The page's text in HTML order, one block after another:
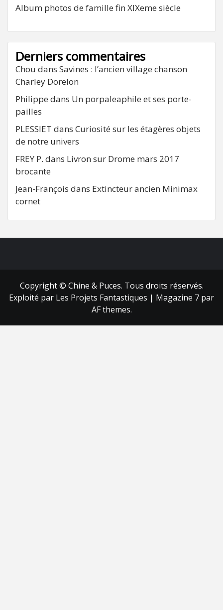
Album photos de famille fin XIXeme siècle
Derniers commentaires
Chou dans Savines : l’ancien village chanson
Charley Dorelon
Philippe dans Un porpaleaphile et ses porte-
pailles
PLESSIET dans Curiosité sur les étagères objets
de notre univers
FREY P. dans Livron sur Drome mars 2017
brocante
Jean-François dans Extincteur ancien Minimax
cornet
Copyright © Chine & Puces. Tous droits réservés.
Exploité par Les Projets Fantastiques | Magazine 7 par
AF themes.